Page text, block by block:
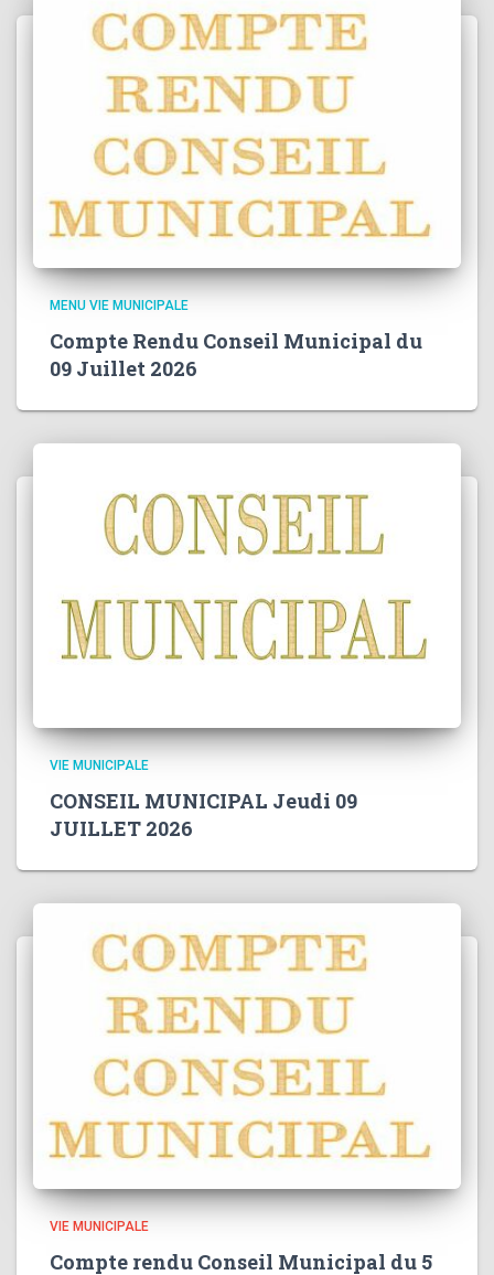
MENU VIE MUNICIPALE
Compte Rendu Conseil Municipal du
09 Juillet 2026
VIE MUNICIPALE
CONSEIL MUNICIPAL Jeudi 09
JUILLET 2026
VIE MUNICIPALE
Compte rendu Conseil Municipal du 5